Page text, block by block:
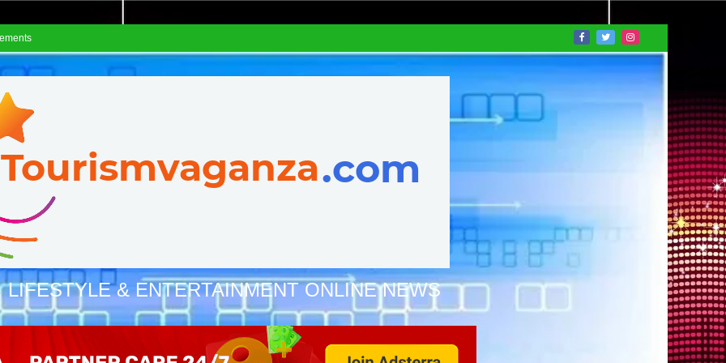
LIFESTYLE & ENTERTAINMENT ONLINE NEWS